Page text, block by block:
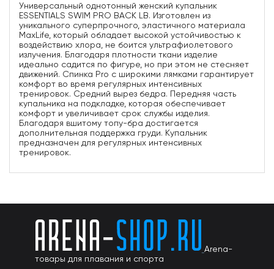
Универсальный однотонный женский купальник
ESSENTIALS SWIM PRO BACK LB. Изготовлен из
уникального суперпрочного, эластичного материала
MaxLife, который обладает высокой устойчивостью к
воздействию хлора, не боится ультрафиолетового
излучения. Благодаря плотности ткани изделие
идеально садится по фигуре, но при этом не стесняет
движений. Спинка Pro с широкими лямками гарантирует
комфорт во время регулярных интенсивных
тренировок. Средний вырез бедра. Передняя часть
купальника на подкладке, которая обеспечивает
комфорт и увеличивает срок службы изделия.
Благодаря вшитому топу-бра достигается
дополнительная поддержка груди. Купальник
предназначен для регулярных интенсивных
тренировок.
Arena-
товары для плавания и спорта